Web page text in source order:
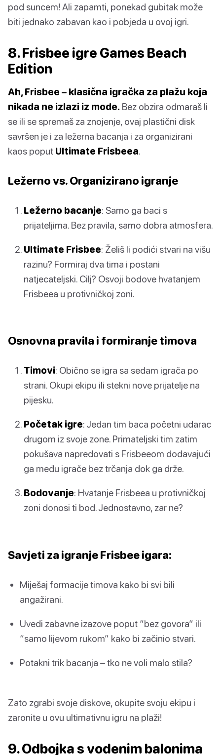
pod suncem! Ali zapamti, ponekad gubitak može
biti jednako zabavan kao i pobjeda u ovoj igri.
8. Frisbee igre Games Beach
Edition
Ah, Frisbee – klasična igračka za plažu koja
nikada ne izlazi iz mode. Bez obzira odmaraš li
se ili se spremaš za znojenje, ovaj plastični disk
savršen je i za ležerna bacanja i za organizirani
kaos poput Ultimate Frisbeea.
Ležerno vs. Organizirano igranje
Ležerno bacanje: Samo ga baci s
prijateljima. Bez pravila, samo dobra atmosfera.
Ultimate Frisbee: Želiš li podići stvari na višu
razinu? Formiraj dva tima i postani
natjecateljski. Cilj? Osvoji bodove hvatanjem
Frisbeea u protivničkoj zoni.
Osnovna pravila i formiranje timova
Timovi: Obično se igra sa sedam igrača po
strani. Okupi ekipu ili stekni nove prijatelje na
pijesku.
Početak igre: Jedan tim baca početni udarac
drugom iz svoje zone. Primateljski tim zatim
pokušava napredovati s Frisbeeom dodavajući
ga među igrače bez trčanja dok ga drže.
Bodovanje: Hvatanje Frisbeea u protivničkoj
zoni donosi ti bod. Jednostavno, zar ne?
Savjeti za igranje Frisbee igara:
Miješaj formacije timova kako bi svi bili
angažirani.
Uvedi zabavne izazove poput “bez govora” ili
“samo lijevom rukom” kako bi začinio stvari.
Potakni trik bacanja – tko ne voli malo stila?
Zato zgrabi svoje diskove, okupite svoju ekipu i
zaronite u ovu ultimativnu igru na plaži!
9. Odbojka s vodenim balonima